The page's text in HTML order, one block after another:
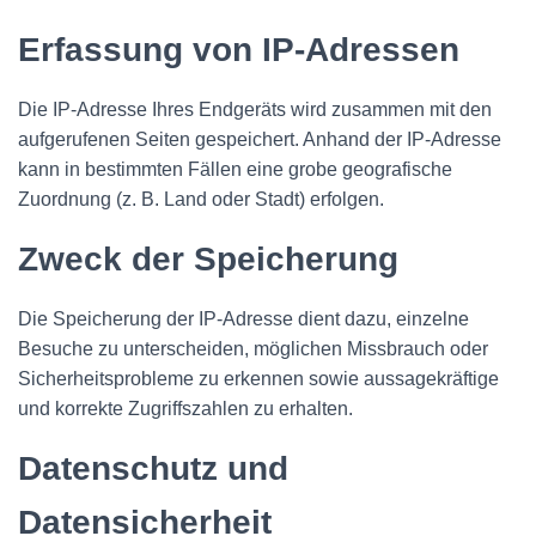
Erfassung von IP-Adressen
Die IP-Adresse Ihres Endgeräts wird zusammen mit den
aufgerufenen Seiten gespeichert. Anhand der IP-Adresse
kann in bestimmten Fällen eine grobe geografische
Zuordnung (z. B. Land oder Stadt) erfolgen.
Zweck der Speicherung
Die Speicherung der IP-Adresse dient dazu, einzelne
Besuche zu unterscheiden, möglichen Missbrauch oder
Sicherheitsprobleme zu erkennen sowie aussagekräftige
und korrekte Zugriffszahlen zu erhalten.
Datenschutz und
Datensicherheit